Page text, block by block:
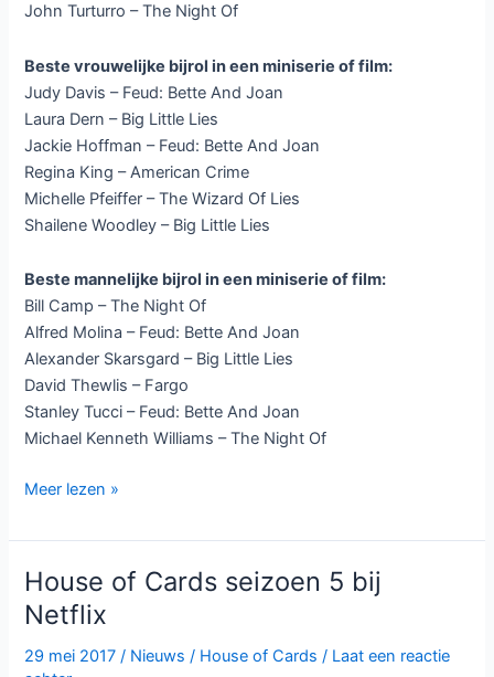
John Turturro – The Night Of
Beste vrouwelijke bijrol in een miniserie of film:
Judy Davis – Feud: Bette And Joan
Laura Dern – Big Little Lies
Jackie Hoffman – Feud: Bette And Joan
Regina King – American Crime
Michelle Pfeiffer – The Wizard Of Lies
Shailene Woodley – Big Little Lies
Beste mannelijke bijrol in een miniserie of film:
Bill Camp – The Night Of
Alfred Molina – Feud: Bette And Joan
Alexander Skarsgard – Big Little Lies
David Thewlis – Fargo
Stanley Tucci – Feud: Bette And Joan
Michael Kenneth Williams – The Night Of
Emmy
2017
bekend:
Westworld
aan
kop
Meer lezen »
House of Cards seizoen 5 bij
Netflix
29 mei 2017 / Nieuws / House of Cards / Laat een reactie